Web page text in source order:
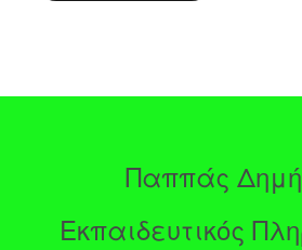
Παππάς
Εκπαιδευτικός